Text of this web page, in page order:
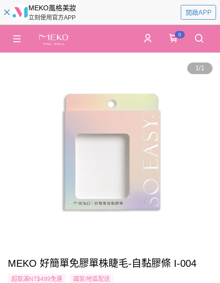
MEKO風格美妝
立刻使用官方APP
開啟APP
0
1/1
MEKO 好簡單免膠單株睫毛-自黏膠條 I-004
超取滿NT$499免運 國家/地區配送